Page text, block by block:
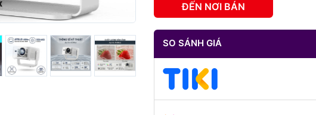
ĐẾN NƠI BÁN
SO SÁNH GIÁ